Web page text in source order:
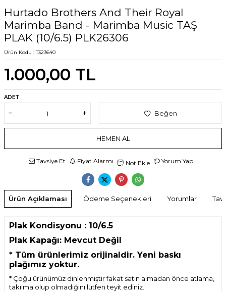
Hurtado Brothers And Their Royal
Marimba Band - Marimba Music TAŞ
PLAK (10/6.5) PLK26306
Ürün Kodu :T323640
1.000,00 TL
ADET
Beğen
HEMEN AL
Tavsiye Et Fiyat Alarmı Not Ekle Yorum Yap
Ürün Açıklaması Ödeme Seçenekleri Yorumlar
Plak Kondisyonu : 10/6.5
Plak Kapağı: Mevcut Değil
* Tüm ürünlerimiz orijinaldir. Yeni baskı
plağımız yoktur.
* Çoğu ürünümüz dinlenmiştir fakat satın almadan önce atlama,
takılma olup olmadığını lütfen teyit ediniz.